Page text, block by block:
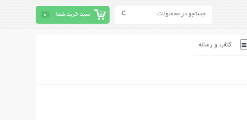
سبد خرید شما 0
کتاب و رسانه